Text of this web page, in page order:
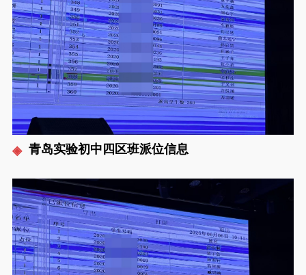
青岛实验初中四区班派位信息